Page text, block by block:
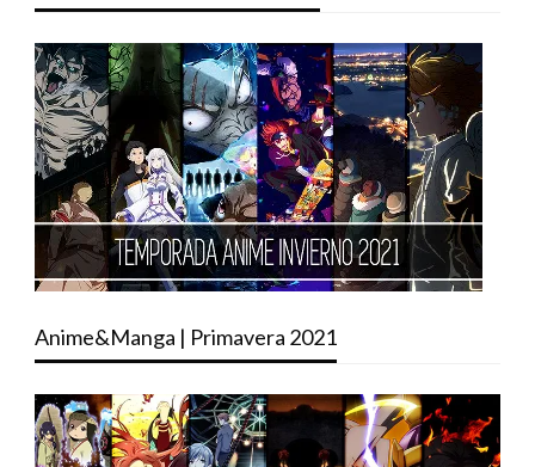
Anime&Manga | Primavera 2021